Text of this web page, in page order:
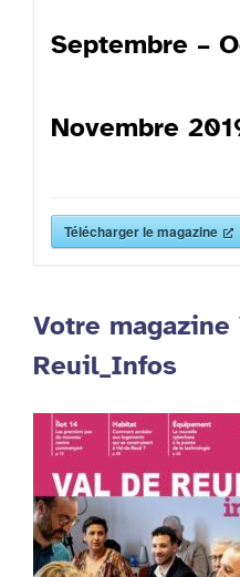
Septembre –
Novembre
Télécharger le magazine
Votre magazine
Reuil_Infos